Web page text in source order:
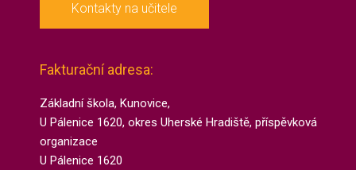
Kontakty na učitele
Fakturační adresa:
Základní škola, Kunovice,
U Pálenice 1620, okres Uherské Hradiště, příspěvková
organizace
U Pálenice 1620